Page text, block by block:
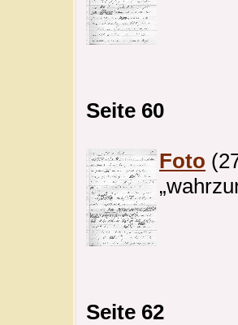
Seite 60
Foto
Seite 62